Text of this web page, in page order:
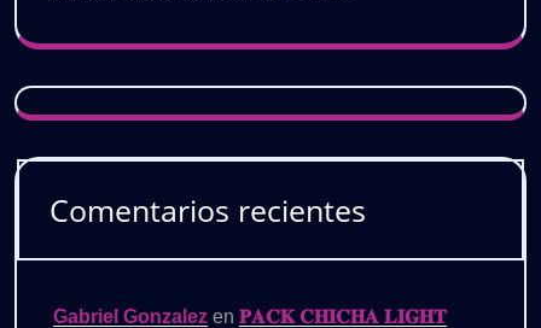
Comentarios recientes
Gabriel Gonzalez en 𝐏𝐀𝐂𝐊 𝐂𝐇𝐈𝐂𝐇𝐀 𝐋𝐈𝐆𝐇𝐓